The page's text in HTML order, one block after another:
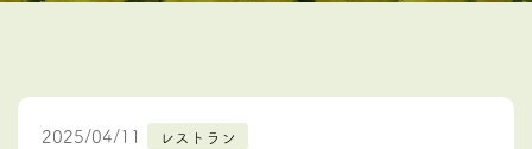
2025/04/11 レストラン